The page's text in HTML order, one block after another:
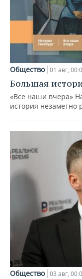
Общество 01 авг,
Большая
«Все наши вчера»
история
Общество 03 авг,